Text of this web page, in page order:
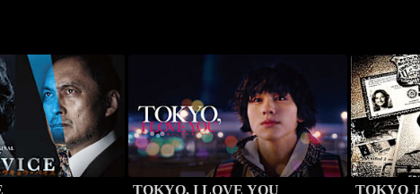
TOKYO, I LOVE YOU
TOKYO